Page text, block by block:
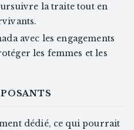
la traite tout en
avec les engagements
les femmes et les
dédié, ce qui pourrait